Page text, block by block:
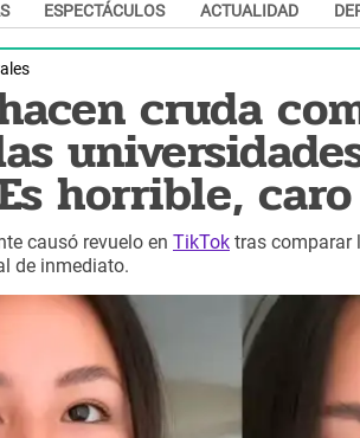
ESPECTÁCULOS ACTUALIDAD
cruda
horrible,
causó revuelo en TikTok tras comparar
de inmediato.